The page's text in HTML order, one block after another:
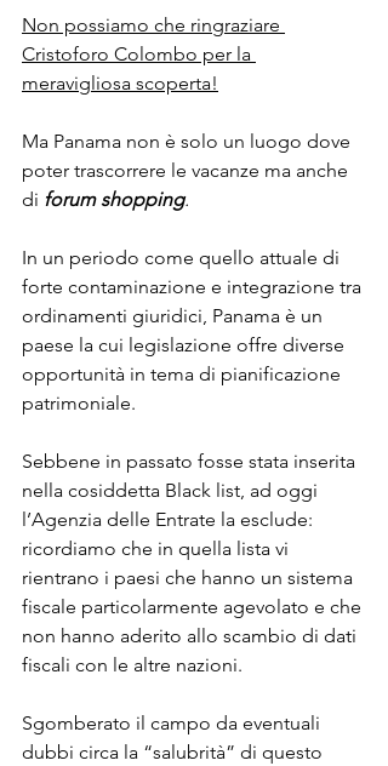
Non possiamo che ringraziare
Cristoforo Colombo per la
meravigliosa scoperta!
Ma Panama non è solo un luogo dove
poter trascorrere le vacanze ma anche
di forum shopping.
In un periodo come quello attuale di
forte contaminazione e integrazione tra
ordinamenti giuridici, Panama è un
paese la cui legislazione offre diverse
opportunità in tema di pianificazione
patrimoniale.
Sebbene in passato fosse stata inserita
nella cosiddetta Black list, ad oggi
l’Agenzia delle Entrate la esclude:
ricordiamo che in quella lista vi
rientrano i paesi che hanno un sistema
fiscale particolarmente agevolato e che
non hanno aderito allo scambio di dati
fiscali con le altre nazioni.
Sgomberato il campo da eventuali
dubbi circa la “salubrità” di questo